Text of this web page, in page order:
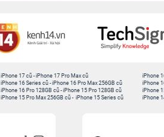
iPhone 17 cũ -iPhone 17 Pro Max cũ
iPhone 16 Series cũ - iPhone 16 Pro Max 256GB cũ
iPhone 16 Pro 128GB cũ -iPhone 15 Pro 128GB cũ
iPhone 15 Pro Max 256GB cũ - iPhone 15 Series cũ
iPhone
iPhone
iPhone
iPhone